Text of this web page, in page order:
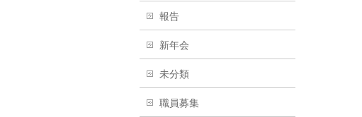
報告
新年会
未分類
職員募集